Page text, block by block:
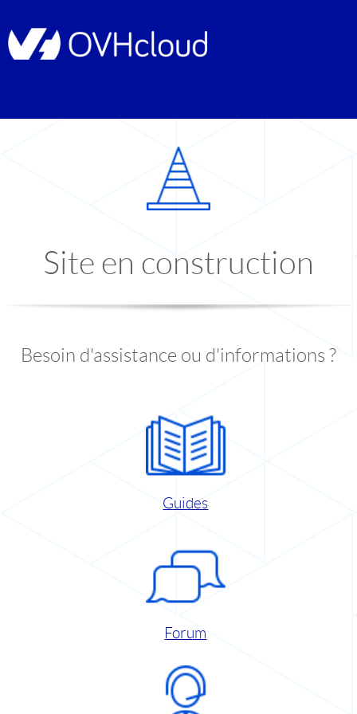
Site en construction
Besoin d'assistance ou d'informations ?
Guides
Forum